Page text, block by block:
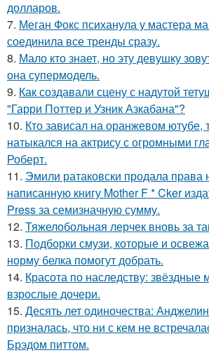
долларов.
7. Меган Фокс психанула у мастера
соединила все тренды сразу.
8. Мало кто знает, но эту девушку
она супермодель.
9. Как создавали сцену с надутой
"Гарри Поттер и Узник Азкабана"?
10. Кто зависал на оранжевом ютубе,
натыкался на актрису с огромными
Роберт.
11. Эмили ратаковски продала
написанную книгу Mother F * Cker
Press за семизначную сумму.
12. Тяжелобольная лерчек вновь за
13. Подборки смузи, которые и
норму белка помогут добрать.
14. Красота по наследству: звёздные
взрослые дочери.
15. Десять лет одиночества:
призналась, что ни с кем не
Брэдом питтом.